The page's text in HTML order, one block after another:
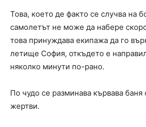
Това, което де факто се случва на
самолетът не може да набере
това принуждава екипажа да го
летище София, откъдето е
няколко минути по-рано.
По чудо се разминава кървава баня
жертви.